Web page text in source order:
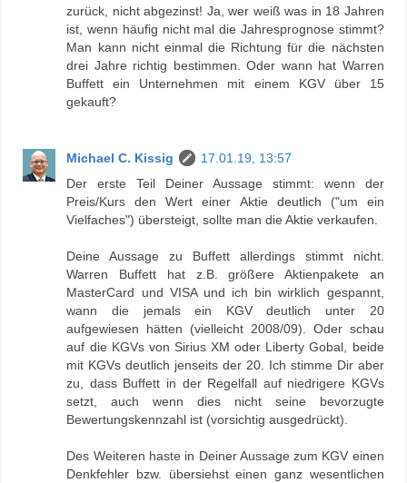
zurück, nicht abgezinst! Ja, wer weiß was in 18 Jahren
ist, wenn häufig nicht mal die Jahresprognose stimmt?
Man kann nicht einmal die Richtung für die nächsten
drei Jahre richtig bestimmen. Oder wann hat Warren
Buffett ein Unternehmen mit einem KGV über 15
gekauft?
Michael C. Kissig
17.01.19, 13:57
Der erste Teil Deiner Aussage stimmt: wenn der
Preis/Kurs den Wert einer Aktie deutlich ("um ein
Vielfaches") übersteigt, sollte man die Aktie verkaufen.
Deine Aussage zu Buffett allerdings stimmt nicht.
Warren Buffett hat z.B. größere Aktienpakete an
MasterCard und VISA und ich bin wirklich gespannt,
wann die jemals ein KGV deutlich unter 20
aufgewiesen hätten (vielleicht 2008/09). Oder schau
auf die KGVs von Sirius XM oder Liberty Gobal, beide
mit KGVs deutlich jenseits der 20. Ich stimme Dir aber
zu, dass Buffett in der Regelfall auf niedrigere KGVs
setzt, auch wenn dies nicht seine bevorzugte
Bewertungskennzahl ist (vorsichtig ausgedrückt).
Des Weiteren haste in Deiner Aussage zum KGV einen
Denkfehler bzw. übersiehst einen ganz wesentlichen